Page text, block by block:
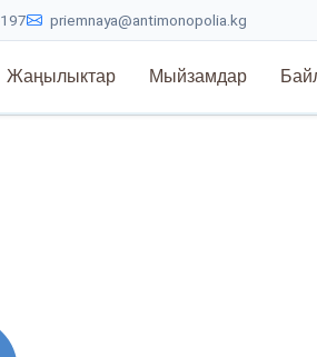
priemnaya@antimonopolia.kg
Жаңылыктар Мыйзамдар